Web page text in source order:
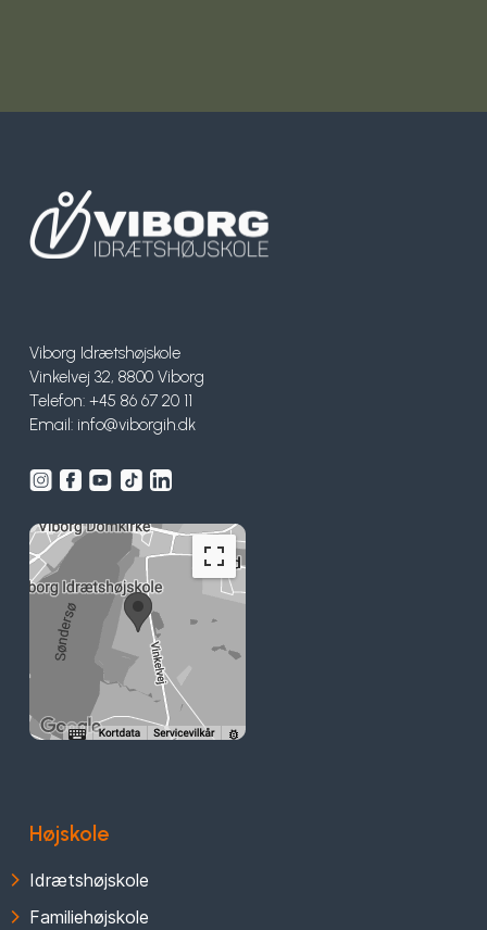
Viborg Idrætshøjskole
Vinkelvej 32, 8800 Viborg
Telefon: +45 86 67 20 11
Email: info@viborgih.dk
Højskole
Idrætshøjskole
Familiehøjskole